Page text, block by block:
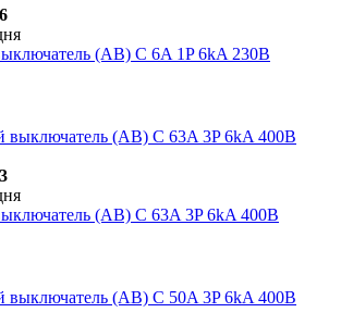
(АВ) C 6A 1P 6kA 230В
(АВ) C 63A 3P 6kA 400В